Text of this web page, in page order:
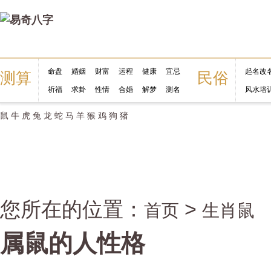
测算 命盘 婚姻 财富 运程 健康 宜忌
祈福 求卦 性情 合婚 解梦 测名
民俗 起名改
风水培
鼠 牛 虎 兔 龙 蛇 马 羊 猴 鸡 狗 猪
您所在的位置： 首页 > 生肖鼠
属鼠的人性格